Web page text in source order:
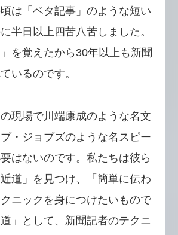
は「ベタ記事」のような短い
半日以上四苦八苦しました。
を覚えたから30年以上も新聞
いるのです。
現場で川端康成のような名文
・ジョブズのような名スピー
はないのです。私たちは彼ら
道」を見つけ、「簡単に伝わ
ニックを身につけたいもので
」として、新聞記者のテクニ